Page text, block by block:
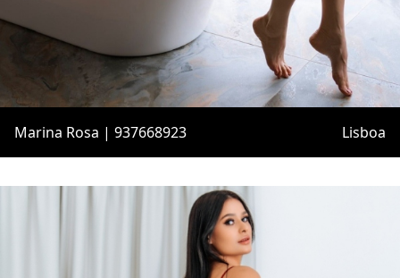
Marina Rosa | 937668923 Lisboa